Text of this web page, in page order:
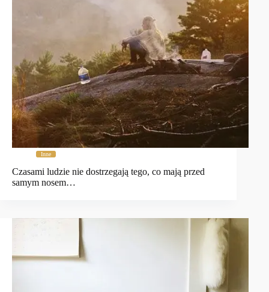
Inne
Czasami ludzie nie dostrzegają tego, co mają przed
samym nosem…